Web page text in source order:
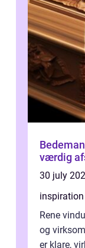
Bedemand tønder
værdig
30 july
inspiration
Rene
og
er klare,